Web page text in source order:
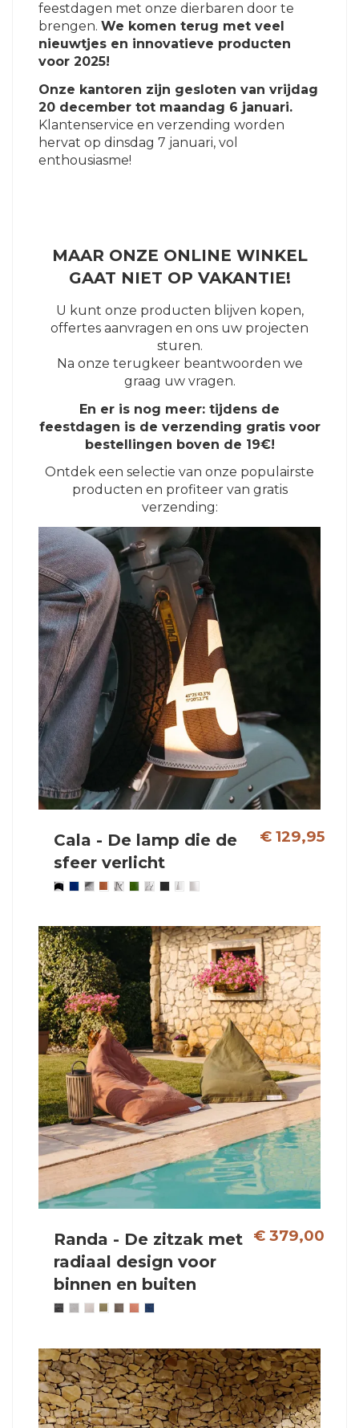
feestdagen met onze dierbaren door te
brengen. We komen terug met veel
nieuwtjes en innovatieve producten
voor 2025!
Onze kantoren zijn gesloten van vrijdag
20 december tot maandag 6 januari.
Klantenservice en verzending worden
hervat op dinsdag 7 januari, vol
enthousiasme!
MAAR ONZE ONLINE WINKEL
GAAT NIET OP VAKANTIE!
U kunt onze producten blijven kopen,
offertes aanvragen en ons uw projecten
sturen.
Na onze terugkeer beantwoorden we
graag uw vragen.
En er is nog meer: tijdens de
feestdagen is de verzending gratis voor
bestellingen boven de 19€!
Ontdek een selectie van onze populairste
producten en profiteer van gratis
verzending:
Cala - De lamp die de
sfeer verlicht
€ 129,95
Randa - De zitzak met
radiaal design voor
binnen en buiten
€ 379,00